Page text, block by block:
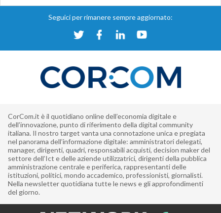
Seguici per rimanere sempre aggiornato:
CorCom.it è il quotidiano online dell’economia digitale e
dell’innovazione, punto di riferimento della digital community
italiana. Il nostro target vanta una connotazione unica e pregiata
nel panorama dell’informazione digitale: amministratori delegati,
manager, dirigenti, quadri, responsabili acquisti, decision maker del
settore dell’Ict e delle aziende utilizzatrici, dirigenti della pubblica
amministrazione centrale e periferica, rappresentanti delle
istituzioni, politici, mondo accademico, professionisti, giornalisti.
Nella newsletter quotidiana tutte le news e gli approfondimenti
del giorno.